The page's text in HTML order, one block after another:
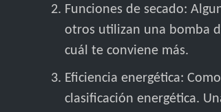
Funciones de secado:
otros utilizan una bomba
cuál te conviene más.
Eficiencia energética:
clasificación energética.